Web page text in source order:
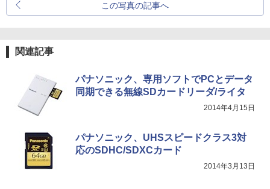
この写真の記事へ
関連記事
パナソニック、専用ソフトでPCとデータ
同期できる無線SDカードリーダ/ライタ
2014年4月15日
パナソニック、UHSスピードクラス3対
応のSDHC/SDXCカード
2014年3月13日